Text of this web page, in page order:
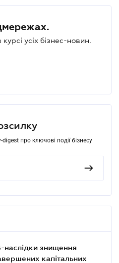
усіх бізнес-новин.
про ключові події бізнесу
знищення
капітальних